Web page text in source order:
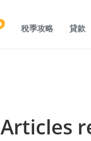
稅季攻略 貸款
Articles